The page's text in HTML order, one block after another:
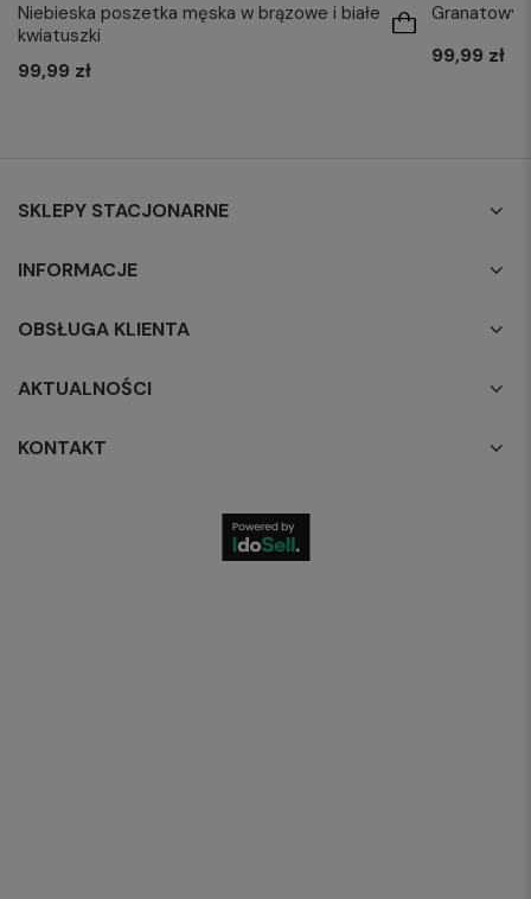
Niebieska poszetka męska w brązowe i białe
kwiatuszki
99,99 zł
Granatowy
99,99 zł
SKLEPY STACJONARNE
INFORMACJE
OBSŁUGA KLIENTA
AKTUALNOŚCI
KONTAKT